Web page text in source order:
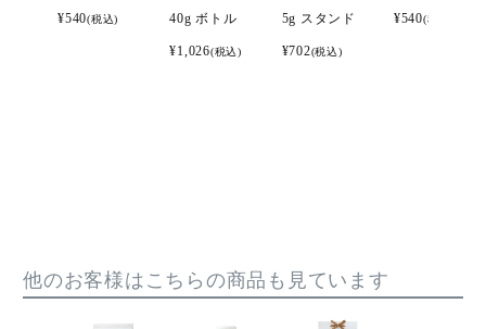
¥540(税込) 40g ボトル
¥1,026(税込)
5g スタンド
¥702(税込)
¥540(税込)
他のお客様はこちらの商品も見ています